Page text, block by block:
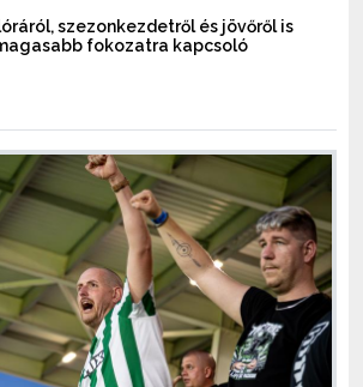
szezonkezdetről és jövőről is
fokozatra kapcsoló